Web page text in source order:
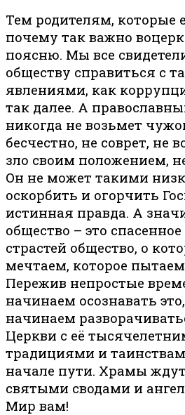
Тем родителям, которые
почему так важно
поясню. Мы все
обществу справиться с
явлениями, как
так далее. А
никогда не возьмет
бесчестно, не соврет, не
зло своим положением,
Он не может такими
оскорбить и огорчить
истинная правда. А
общество – это
страстей общество, о
мечтаем, которое
Пережив непростые
начинаем осознавать
начинаем
Церкви с её
традициями и
начале пути. Храмы
святыми сводами и
Мир вам!